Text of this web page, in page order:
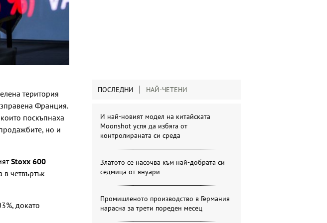
територия
Франция.
поскъпнаха
но и
Stoxx 600
в четвъртък
докато
ПОСЛЕДНИ НАЙ-ЧЕТЕНИ
И най-новият модел на китайската
Moonshot успя да избяга от
контролираната си среда
Златото се насочва към най-добрата си
седмица от януари
Промишленото производство в Германия
нарасна за трети пореден месец